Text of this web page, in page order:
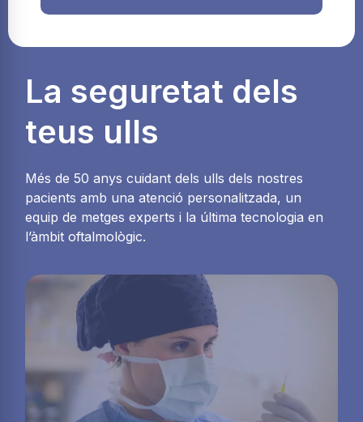
La seguretat dels
teus ulls
Més de 50 anys cuidant dels ulls dels nostres
pacients amb una atenció personalitzada, un
equip de metges experts i la última tecnologia en
l’àmbit oftalmològic.